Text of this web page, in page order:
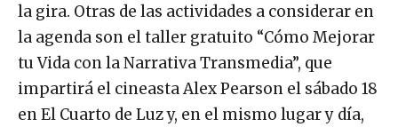
la gira. Otras de las actividades a considerar en
la agenda son el taller gratuito “Cómo Mejorar
tu Vida con la Narrativa Transmedia”, que
impartirá el cineasta Alex Pearson el sábado 18
en El Cuarto de Luz y, en el mismo lugar y día,